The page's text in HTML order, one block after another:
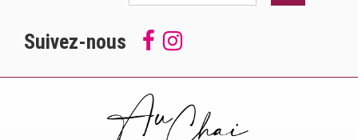
Suivez-nous
Follow
us
Facebook
Suivez-
nous
Instagram